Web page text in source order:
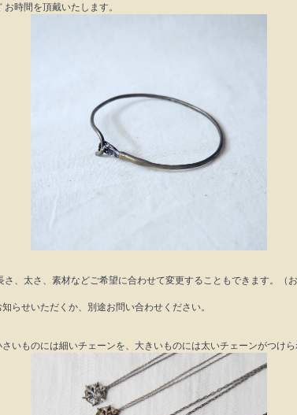
時間を頂戴いたします。
さ、太さ、素材などご希望に合わせて変更することもできます。（
らせいただくか、別途お問い合わせください。
いものには細いチェーンを、大きいものには太いチェーンがつけら